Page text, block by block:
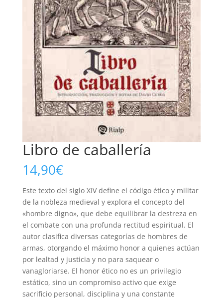
Libro de caballería
14,90€
Este texto del siglo XIV define el código ético y militar
de la nobleza medieval y explora el concepto del
«hombre digno», que debe equilibrar la destreza en
el combate con una profunda rectitud espiritual. El
autor clasifica diversas categorías de hombres de
armas, otorgando el máximo honor a quienes actúan
por lealtad y justicia y no para saquear o
vanagloriarse. El honor ético no es un privilegio
estático, sino un compromiso activo que exige
sacrificio personal, disciplina y una constante